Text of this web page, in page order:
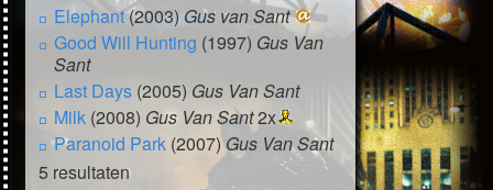
Elephant(2003) Gus van Sant
Good Will Hunting (1997) Gus Van
Sant
Last Days (2005) Gus Van Sant
Milk (2008) Gus Van Sant2x
Paranoid Park (2007)Gus Van Sant
5 resultaten